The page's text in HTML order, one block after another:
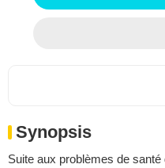
Synopsis
Suite aux problèmes de